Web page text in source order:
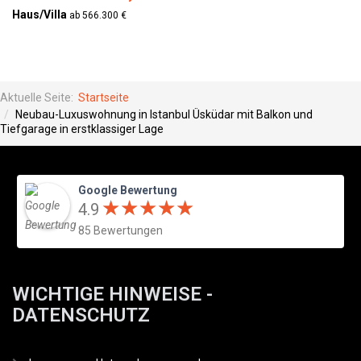
Haus/Villa ab 566.300 €
Aktuelle Seite: Startseite
Neubau-Luxuswohnung in Istanbul Üsküdar mit Balkon und
Tiefgarage in erstklassiger Lage
Google Bewertung
4.9 ★★★★★
★★★★★
85 Bewertungen
WICHTIGE HINWEISE -
DATENSCHUTZ